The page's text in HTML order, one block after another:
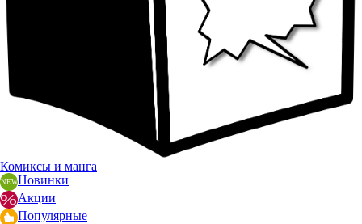
Комиксы и манга
Новинки
Акции
Популярные